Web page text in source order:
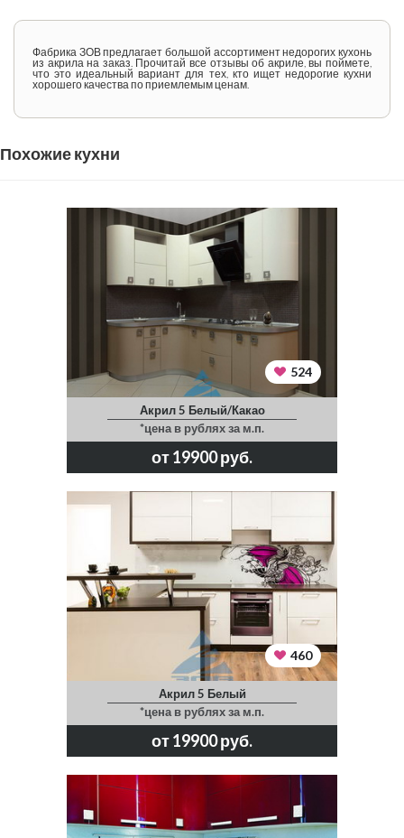
Фабрика ЗОВ предлагает большой ассортимент недорогих кухонь
из акрила на заказ. Прочитай все отзывы об акриле, вы поймете,
что это идеальный вариант для тех, кто ищет недорогие кухни
хорошего качества по приемлемым ценам.
Похожие кухни
524
Акрил 5 Белый/Какао
*цена в рублях за м.п.
от 19900 руб.
460
Акрил 5 Белый
*цена в рублях за м.п.
от 19900 руб.